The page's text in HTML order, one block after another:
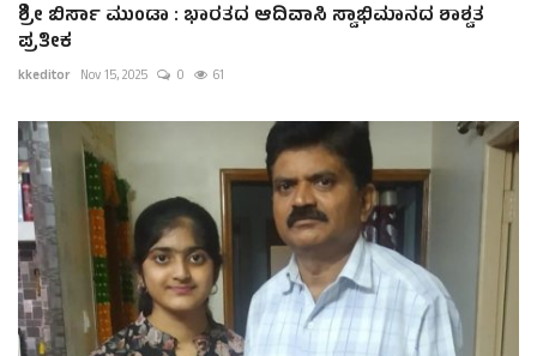
ಶ್ರೀ ಬಿರ್ಸಾ ಮುಂಡಾ : ಭಾರತದ ಆದಿವಾಸಿ ಸ್ವಾಭಿಮಾನದ ಶಾಶ್ವತ
ಪ್ರತೀಕ
kkeditor Nov 15, 2025 0 61